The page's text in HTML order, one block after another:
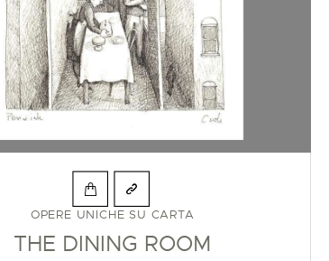
OPERE UNICHE SU CARTA
THE DINING ROOM